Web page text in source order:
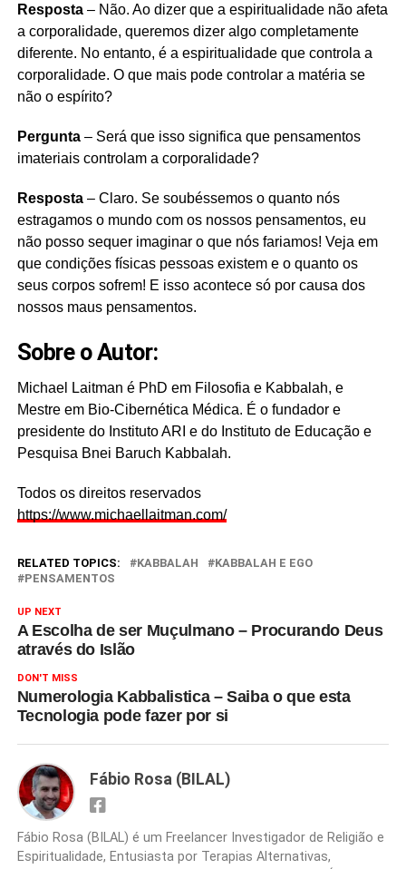
Resposta– Não. Ao dizer que a espiritualidade não afeta
a corporalidade, queremos dizer algo completamente
diferente. No entanto, é a espiritualidade que controla a
corporalidade. O que mais pode controlar a matéria se
não o espírito?
Pergunta– Será que isso significa que pensamentos
imateriais controlam a corporalidade?
Resposta– Claro. Se soubéssemos o quanto nós
estragamos o mundo com os nossos pensamentos, eu
não posso sequer imaginar o que nós fariamos! Veja em
que condições físicas pessoas existem e o quanto os
seus corpos sofrem! E isso acontece só por causa dos
nossos maus pensamentos.
Sobre o Autor:
Michael Laitman é PhD em Filosofia e Kabbalah, e
Mestre em Bio-Cibernética Médica. É o fundador e
presidente do Instituto ARI e do Instituto de Educação e
Pesquisa Bnei Baruch Kabbalah.
Todos os direitos reservados
https://www.michaellaitman.com/
RELATED TOPICS: KABBALAH
KABBALAH E EGO
PENSAMENTOS
UP NEXT
A Escolha de ser Muçulmano – Procurando Deus
através do Islão
DON'T MISS
Numerologia Kabbalistica – Saiba o que esta
Tecnologia pode fazer por si
Fábio Rosa (BILAL)
Fábio Rosa (BILAL) é um Freelancer Investigador de Religião e
Espiritualidade, Entusiasta por Terapias Alternativas,